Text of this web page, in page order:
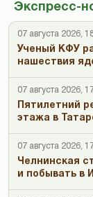
Экспресс-
07 августа 2026,
Ученый КФУ
нашествия
07 августа 2026,
Пятилетний
этажа в
07 августа 2026,
Челнинская
и побывать в